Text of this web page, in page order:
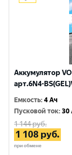
Аккумулятор
арт.6N4-
Емкость:4 Ач
Пусковой ток:30
1 144руб.
1 108 руб.
при обмене